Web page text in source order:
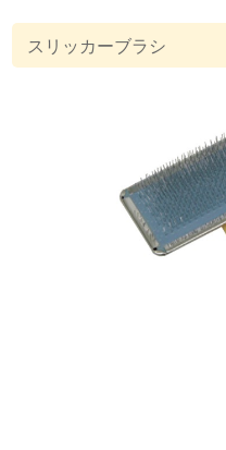
スリッカーブラシ